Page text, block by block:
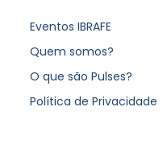
Eventos IBRAFE
Quem somos?
O que são Pulses?
Política de Privacidade